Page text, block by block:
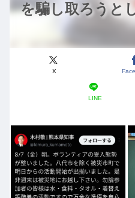
を騙し取ろうと
X
LINE